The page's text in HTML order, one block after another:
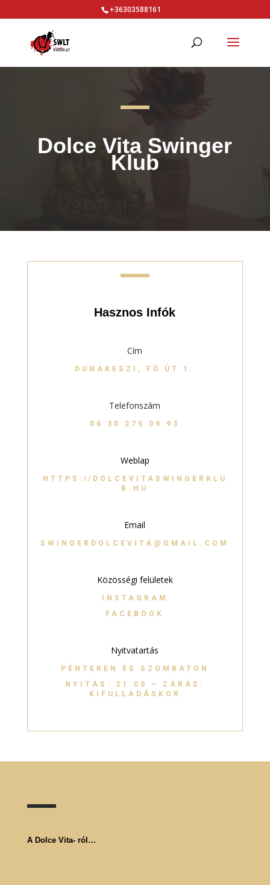
+36303588161
Dolce Vita Swinger
Klub
Hasznos Infók
Cím
DUNAKESZI, FŐ ÚT 1.
Telefonszám
06 30 275 09 93
Weblap
HTTPS://DOLCEVITASWINGERKLU
B.HU
Email
SWINGERDOLCEVITA@GMAIL.COM
Közösségi felületek
INSTAGRAM
FACEBOOK
Nyitvatartás
PÉNTEKEN ÉS SZOMBATON
NYITÁS: 21.00 – ZÁRÁS:
KIFULLADÁSKOR
A Dolce Vita- ról…